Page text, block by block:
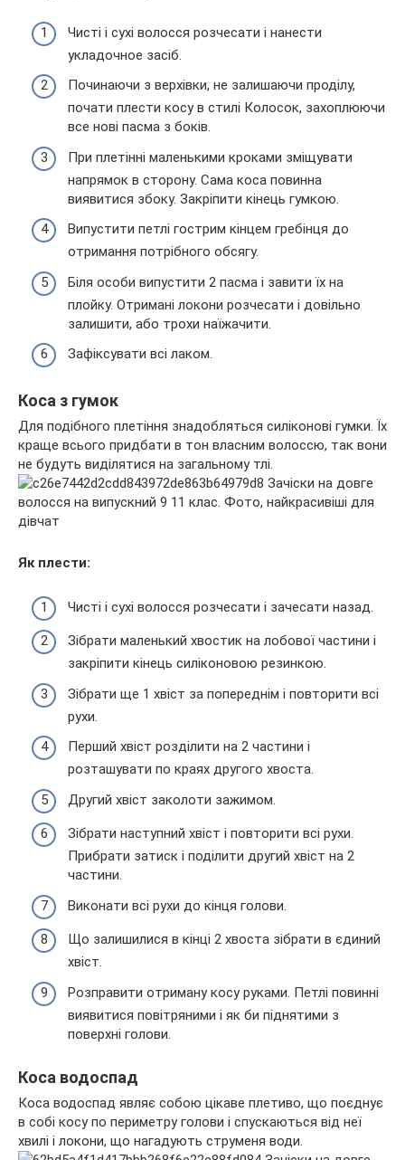
Чисті і сухі волосся розчесати і нанести
укладочное засіб.
Починаючи з верхівки, не залишаючи проділу,
почати плести косу в стилі Колосок, захоплюючи
все нові пасма з боків.
При плетінні маленькими кроками зміщувати
напрямок в сторону. Сама коса повинна
виявитися збоку. Закріпити кінець гумкою.
Випустити петлі гострим кінцем гребінця до
отримання потрібного обсягу.
Біля особи випустити 2 пасма і завити їх на
плойку. Отримані локони розчесати і довільно
залишити, або трохи наїжачити.
Зафіксувати всі лаком.
Коса з гумок
Для подібного плетіння знадобляться силіконові гумки. Їх
краще всього придбати в тон власним волоссю, так вони
не будуть виділятися на загальному тлі.
Як плести:
Чисті і сухі волосся розчесати і зачесати назад.
Зібрати маленький хвостик на лобової частини і
закріпити кінець силіконовою резинкою.
Зібрати ще 1 хвіст за попереднім і повторити всі
рухи.
Перший хвіст розділити на 2 частини і
розташувати по краях другого хвоста.
Другий хвіст заколоти зажимом.
Зібрати наступний хвіст і повторити всі рухи.
Прибрати затиск і поділити другий хвіст на 2
частини.
Виконати всі рухи до кінця голови.
Що залишилися в кінці 2 хвоста зібрати в єдиний
хвіст.
Розправити отриману косу руками. Петлі повинні
виявитися повітряними і як би піднятими з
поверхні голови.
Коса водоспад
Коса водоспад являє собою цікаве плетиво, що поєднує
в собі косу по периметру голови і спускаються від неї
хвилі і локони, що нагадують струменя води.